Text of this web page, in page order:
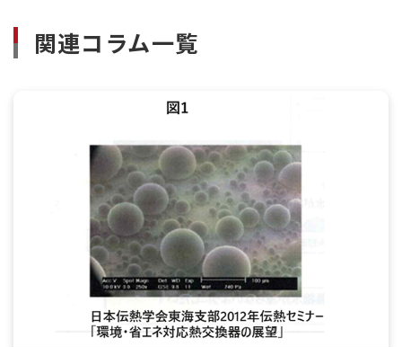
関連コラム一覧